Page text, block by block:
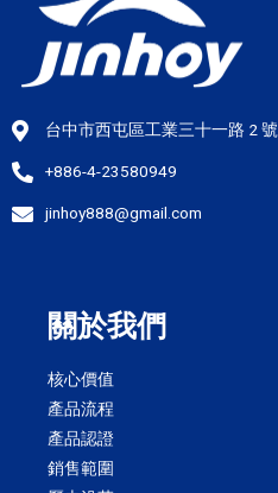
台中市西屯區工業三十一路 2 號
+886-4-23580949
jinhoy888@gmail.com
關於我們
核心價值
產品流程
產品認證​
銷售範圍